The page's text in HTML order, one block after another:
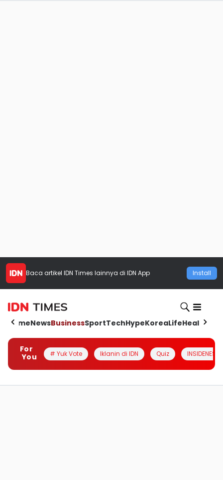
Baca artikel IDN Times lainnya di IDN App Install
HomeNewsBusinessSportTechHypeKoreaLifeHealth
For
You
# Yuk Vote Iklanin di IDN Quiz INSIDENESIA